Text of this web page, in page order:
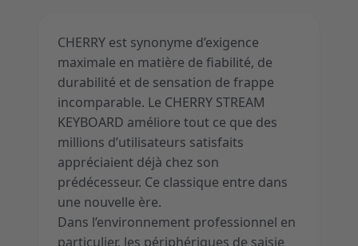
CHERRY est synonyme d’exigence
maximale en matière de fiabilité, de
durabilité et de sensation de frappe
incomparable. Le CHERRY STREAM
KEYBOARD améliore tout ce que des
millions d’utilisateurs satisfaits
appréciaient déjà chez son
prédécesseur. Ce classique entre dans
une nouvelle ère.
Dans l’environnement professionnel en
particulier, les périphériques de saisie